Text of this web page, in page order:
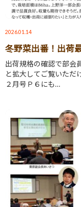
2026.01.14
冬野菜出番！出荷
出荷規格の確認で部会
と拡大してご覧いただ
２月号Ｐ６にも…